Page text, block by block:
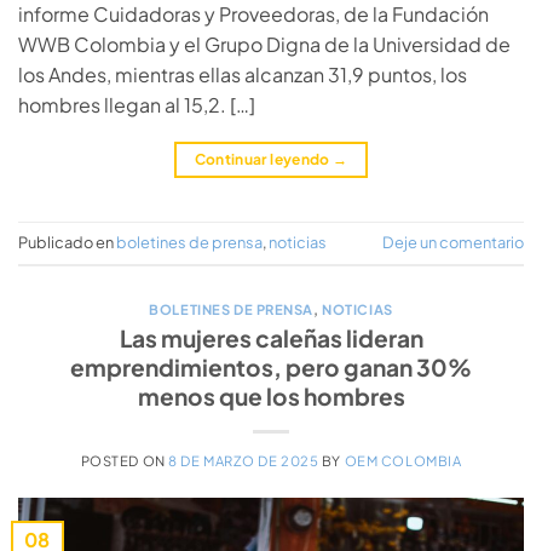
informe Cuidadoras y Proveedoras, de la Fundación
WWB Colombia y el Grupo Digna de la Universidad de
los Andes, mientras ellas alcanzan 31,9 puntos, los
hombres llegan al 15,2. […]
Continuar leyendo →
Publicado enboletines de prensa,noticias Deje un comentario
BOLETINES DE PRENSA,NOTICIAS
Las mujeres caleñas lideran
emprendimientos, pero ganan 30%
menos que los hombres
POSTED ON8 DE MARZO DE 2025 BY OEM COLOMBIA
08